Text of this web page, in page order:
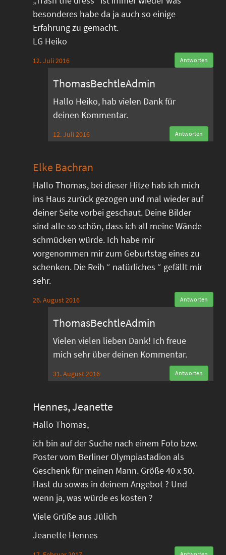
besonderes habe da ja auch so einige
Erfahrung zu gemacht.
LG Heiko
12. Juli 2016 Antworten
ThomasBechtleAdmin
Hallo Heiko, hab vielen Dank für
deinen Kommentar.
12. Juli 2016 Antworten
Elke Bachran
Hallo Thomas, bei dieser Hitze hab ich mich
ins Haus zurück gezogen und mal wieder auf
deiner Seite vorbei geschaut. Deine Bilder
sind alle so schön, dass ich all meine Wände
schmücken würde. Ich habe mir
vorgenommen mir zum Geburtstag eines zu
schenken. Die Reih “ natürliches “ gefällt mir
sehr.
26. August 2016 Antworten
ThomasBechtleAdmin
Vielen vielen lieben Dank! Ich freue
mich sehr über deinen Kommentar.
31. August 2016 Antworten
Hennes, Jeanette
Hallo Thomas,
ich bin auf der Suche nach einem Foto bzw.
Poster vom Berliner Olympiastadion als
Geschenk für meinen Mann. Größe 40 x 50.
Hast du sowas in deinem Angebot ? Und
wenn ja, was würde es kosten ?
Viele Grüße aus Jülich
Jeanette Hennes